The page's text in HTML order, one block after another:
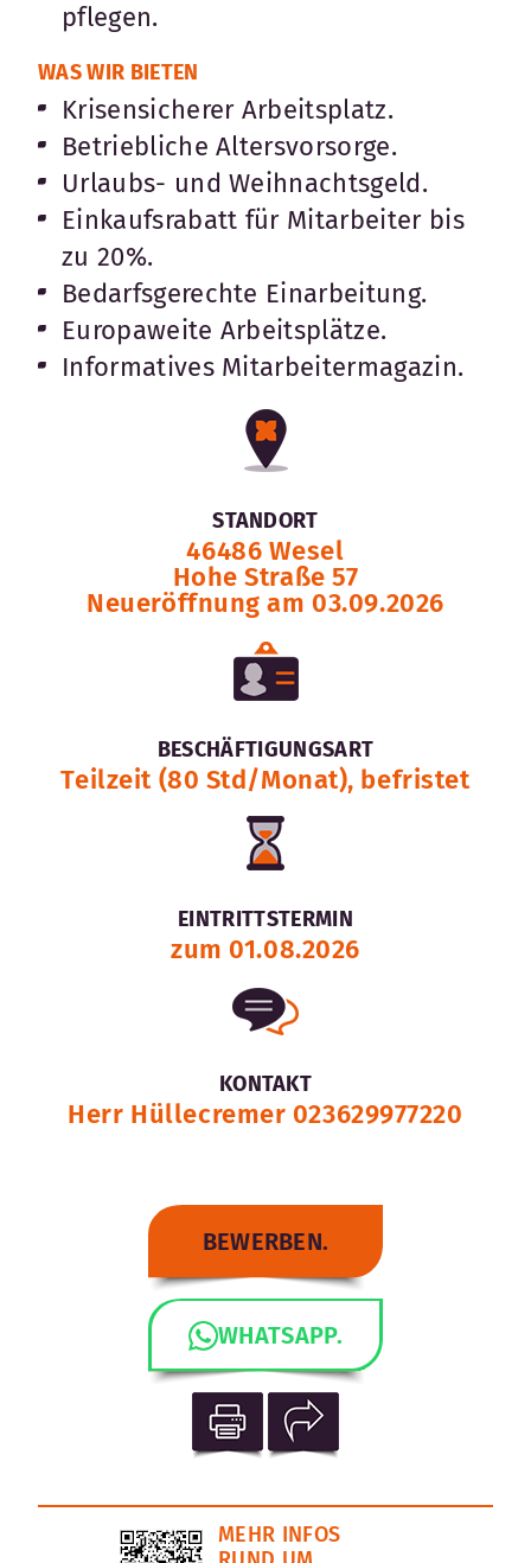
pflegen.
WAS WIR BIETEN
Krisensicherer Arbeitsplatz.
Betriebliche Altersvorsorge.
Urlaubs- und Weihnachtsgeld.
Einkaufsrabatt für Mitarbeiter bis
zu 20%.
Bedarfsgerechte Einarbeitung.
Europaweite Arbeitsplätze.
Informatives Mitarbeitermagazin.
STANDORT
46486 Wesel
Hohe Straße 57
Neueröffnung am 03.09.2026
BESCHÄFTIGUNGSART
Teilzeit (80 Std/Monat), befristet
EINTRITTSTERMIN
zum 01.08.2026
KONTAKT
Herr Hüllecremer 023629977220
BEWERBEN.
WHATSAPP.
MEHR INFOS